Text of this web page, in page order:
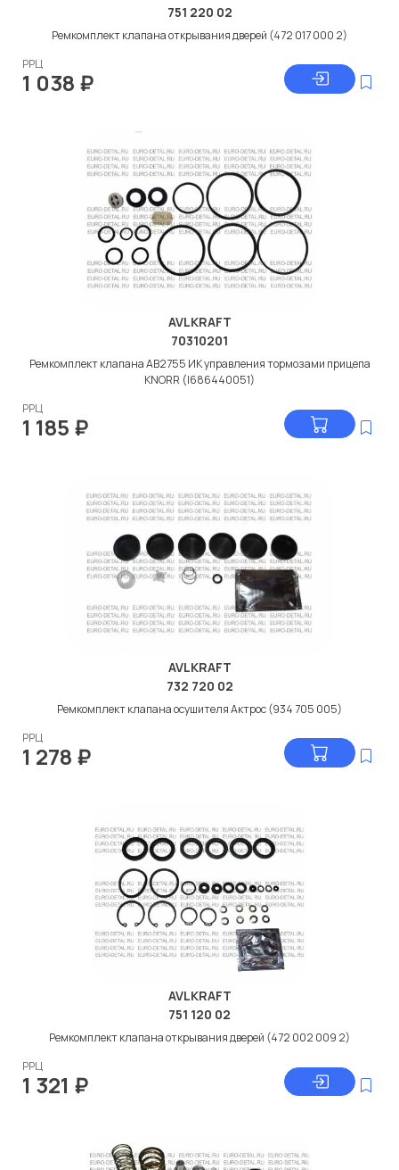
751 220 02
Ремкомплект клапана открывания дверей (472 017 000 2)
РРЦ
1 038 ₽
AVLKRAFT
70310201
Ремкомплект клапана АВ2755 ИК управления тормозами прицепа
KNORR (I686440051)
РРЦ
1 185 ₽
AVLKRAFT
732 720 02
Ремкомплект клапана осушителя Актрос (934 705 005)
РРЦ
1 278 ₽
AVLKRAFT
751 120 02
Ремкомплект клапана открывания дверей (472 002 009 2)
РРЦ
1 321 ₽